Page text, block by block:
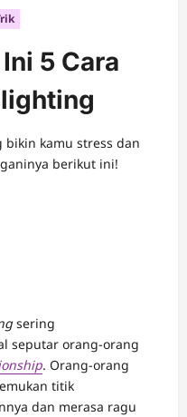
5 Cara
kamu stress dan
berikut ini!
sering
seputar orang-orang
. Orang-orang
titik
dan merasa ragu